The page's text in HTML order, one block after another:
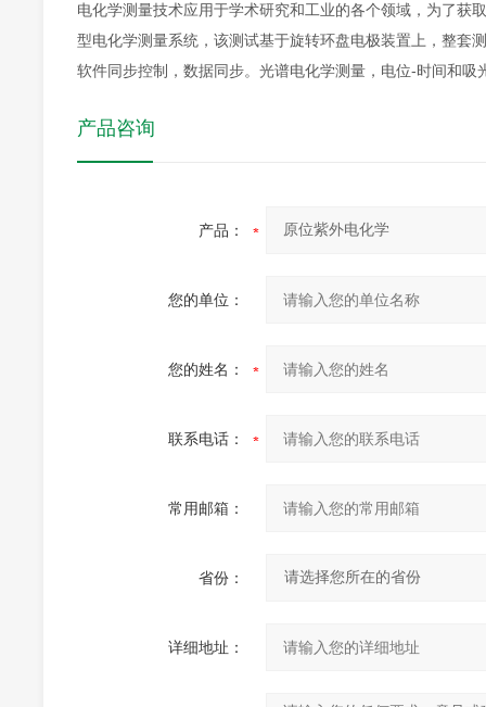
电化学测量技术应用于学术研究和工业的各个领域，为了获
型电化学测量系统，该测试基于旋转环盘电极装置上，整套
软件同步控制，数据同步。光谱电化学测量，电位-时间和吸
产品咨询
产品：
您的单位：
您的姓名：
联系电话：
常用邮箱：
省份：
详细地址：